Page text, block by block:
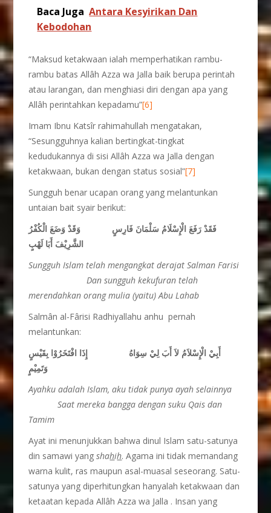
Baca Juga Antara Kesyirikan Dan
Kebodohan
“Maksud ketakwaan ialah memperhatikan rambu-
rambu batas Allâh Azza wa Jalla baik berupa perintah
atau larangan, dan menghiasi diri dengan apa yang
Allâh perintahkan kepadamu”[6]
Imam Ibnu Katsîr rahimahullah mengatakan,
“Sesungguhnya kalian bertingkat-tingkat
kedudukannya di sisi Allâh Azza wa Jalla dengan
ketakwaan, bukan dengan status sosial”[7]
Sungguh benar ucapan orang yang melantunkan
untaian bait syair berikut:
فَقَدْ رَفَعَ الْإِسْلَامُ سَلْمَانَ فَارِسٍ وَقَدْ وَضَعَ الْكُفْرُ
الشَّرِيْفَ أَبَا لَهْبٍ
Sungguh Islam telah mengangkat derajat Salman Farisi
Dan sungguh kekufuran telah
merendahkan orang mulia (yaitu) Abu Lahab
Salmân al-Fârisi Radhiyallahu anhu pernah
melantunkan:
أَبِيْ الْإِسْلاَمُ لاَ أَبَ لِيْ سِوَاهُ إِذَا افْتَخَرُوْا بِقَيْسٍ
وَتَمِيْمٍ
Ayahku adalah Islam, aku tidak punya ayah selainnya
Saat mereka bangga dengan suku Qais dan
Tamim
Ayat ini menunjukkan bahwa dinul Islam satu-satunya
din samawi yangshahih. Agama ini tidak memandang
warna kulit, ras maupun asal-muasal seseorang. Satu-
satunya yang diperhitungkan hanyalah ketakwaan dan
ketaatan kepada Allâh Azza wa Jalla . Insan yang